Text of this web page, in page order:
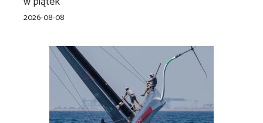
2026-08-08